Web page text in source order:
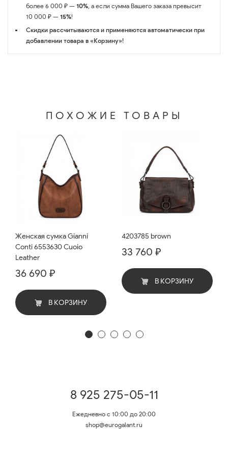
более 6 000 ₽ — 10%, а если сумма Вашего заказа превысит
10 000 ₽ — 15%!
Скидки рассчитываются и применяются автоматически при
добавлении товара в «Корзину»!
ПОХОЖИЕ ТОВАРЫ
Женская сумка Gianni
Conti 6553630 Cuoio
Leather
36 690 ₽
В КОРЗИНУ
4203785 brown
33 760 ₽
В КОРЗИНУ
8 925 275-05-11
Ежедневно с 10:00 до 20:00
shop@eurogalant.ru